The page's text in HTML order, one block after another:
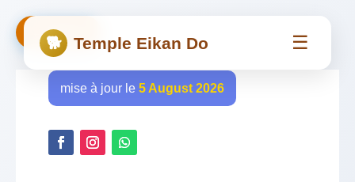
🐕 Temple Eikan Do ☰
mise à jour le 5 August 2026
← Retour